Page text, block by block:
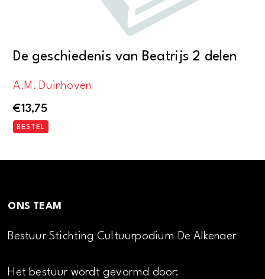
De geschiedenis van Beatrijs 2 delen
A.M. Duinhoven
€13,75
BESTEL
ONS TEAM
Bestuur Stichting Cultuurpodium De Alkenaer
Het bestuur wordt gevormd door: